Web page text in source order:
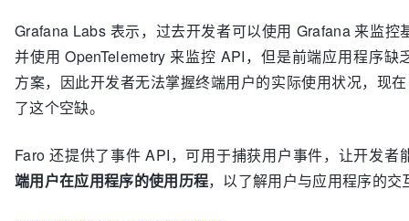
Grafana Labs 表示，过去开发者可以使用 Grafana 来监控
并使用 OpenTelemetry 来监控 API，但是前端应用程序缺
方案，因此开发者无法掌握终端用户的实际使用状况，现
了这个空缺。
Faro 还提供了事件 API，可用于捕获用户事件，让开发者
端用户在应用程序的使用历程，以了解用户与应用程序的交